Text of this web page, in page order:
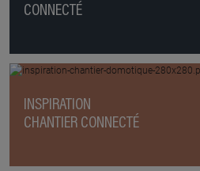
CONNECTÉ
INSPIRATION
CHANTIER CONNECTÉ